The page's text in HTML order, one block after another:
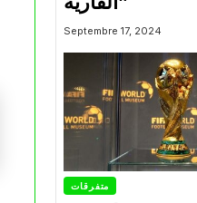
Septembre 17, 2024
متفرقات